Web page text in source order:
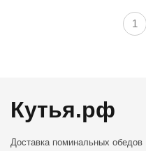
1
Кутья.рф
Доставка поминальных обедов